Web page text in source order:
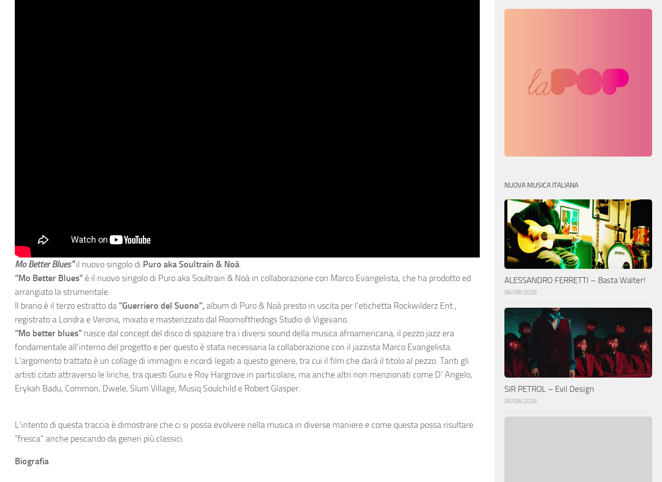
Mo Better Blues”il nuovo singolo di Puro aka Soultrain & Noà.
“Mo Better Blues” è il nuovo singolo di Puro aka Soultrain & Noà in collaborazione con Marco Evangelista, che ha prodotto ed
arrangiato la strumentale.
Il brano è il terzo estratto da “Guerriero del Suono”,album di Puro & Noà presto in uscita per l’etichetta Rockwilderz Ent.,
registrato a Londra e Verona, mixato e masterizzato dal Roomofthedogs Studio di Vigevano.
“Mo better blues” nasce dal concept del disco di spaziare tra i diversi sound della musica afroamericana, il pezzo jazz era
fondamentale all’interno del progetto e per questo è stata necessaria la collaborazione con il jazzista Marco Evangelista.
L’argomento trattato è un collage di immagini e ricordi legati a questo genere, tra cui il film che darà il titolo al pezzo. Tanti gli
artisti citati attraverso le liriche, tra questi Guru e Roy Hargrove in particolare, ma anche altri non menzionati come D’ Angelo,
Erykah Badu, Common, Dwele, Slum Village, Musiq Soulchild e Robert Glasper.
L’intento di questa traccia è dimostrare che ci si possa evolvere nella musica in diverse maniere e come questa possa risultare
“fresca” anche pescando da generi più classici.
Biografia
NUOVA MUSICA ITALIANA
ALESSANDRO FERRETTI – Basta Walter!
06/08/2026
SIR PETROL – Evil Design
06/08/2026